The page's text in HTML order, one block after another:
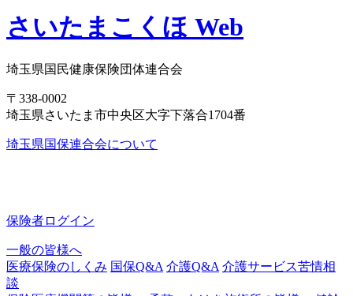
さいたまこくほ Web
埼玉県国民健康保険団体連合会
〒338-0002
埼玉県さいたま市中央区大字下落合1704番
埼玉県国保連合会について
保険者ログイン
一般の皆様へ
医療保険のしくみ 国保Q&A 介護Q&A 介護サービス苦情相
談